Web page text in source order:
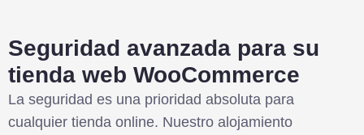
Seguridad avanzada para su
tienda web WooCommerce
La seguridad es una prioridad absoluta para
cualquier tienda online. Nuestro alojamiento